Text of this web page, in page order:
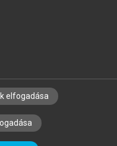
ALAPELVEK
elfogadása